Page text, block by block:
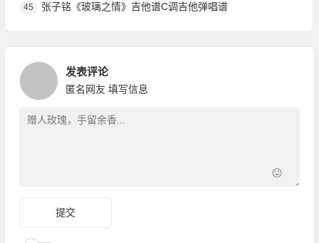
45 张子铭《玻璃之情》吉他谱C调吉他弹唱谱
发表评论
匿名网友 填写信息